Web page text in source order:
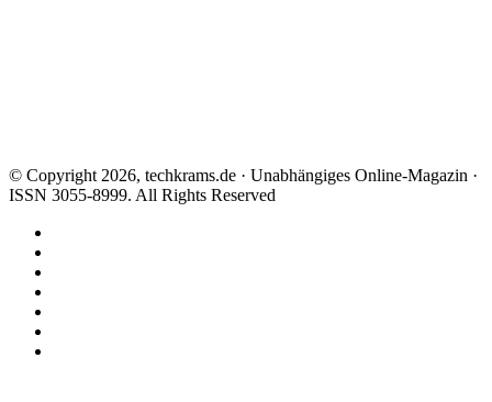
© Copyright 2026, techkrams.de · Unabhängiges Online-Magazin ·
ISSN 3055-8999. All Rights Reserved